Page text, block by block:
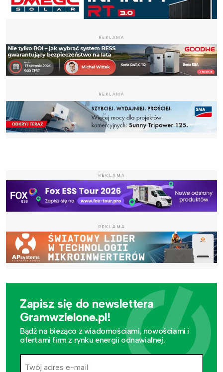
REKLAMA
REKLAMA
REKLAMA
REKLAMA
Zapisz się do newslettera
Gramwzielone.pl!
Bądź na bieżąco z wiadomościami, nowościami i
ofertami firm z rynku energii odnawialnej.